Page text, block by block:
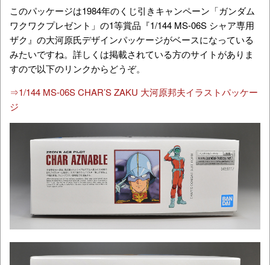
このパッケージは1984年のくじ引きキャンペーン「ガンダム
ワクワクプレゼント」の1等賞品『1/144 MS-06S シャア専用
ザク』の大河原氏デザインパッケージがベースになっている
みたいですね。詳しくは掲載されている方のサイトがありま
すので以下のリンクからどうぞ。
⇒1/144 MS-06S CHAR’S ZAKU 大河原邦夫イラストパッケー
ジ